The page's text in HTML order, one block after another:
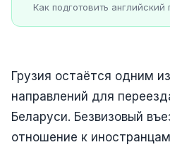
Как подготовить
Грузия остаётся одним
направлений для
Беларуси. Безвизовый
отношение к